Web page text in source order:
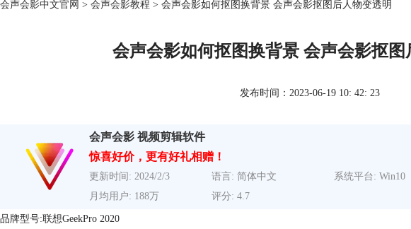
会声会影中文官网 > 会声会影教程 > 会声会影如何抠图换背景 会声会影抠图后人物变透明
会声会影如何抠图换背景 会声会影抠图
发布时间：2023-06-19 10: 42: 23
会声会影 视频剪辑软件
惊喜好价，更有好礼相赠！
更新时间: 2024/2/3 语言: 简体中文
系统平台: Win10
月均用户: 188万
评分: 4.7
品牌型号:联想GeekPro 2020